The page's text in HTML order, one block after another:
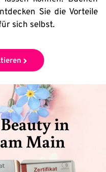
Sie die Vorteile
sich selbst.
in
Main